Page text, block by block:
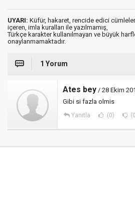
UYARI: Küfür, hakaret, rencide edici
içeren, imla kuralları ile yazılmamış,
Türkçe karakter kullanılmayan ve büyük
onaylanmamaktadır.
1 Yorum
Ates bey / 28 Ekim
Gibi si fazla olmis
Yanıtla (0)